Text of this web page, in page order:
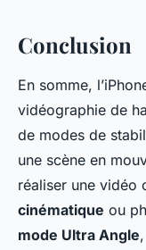
Conclusion
En somme,
vidéographie de
de modes de
une scène en
réaliser une vidéo
cinématique ou
mode Ultra Angle